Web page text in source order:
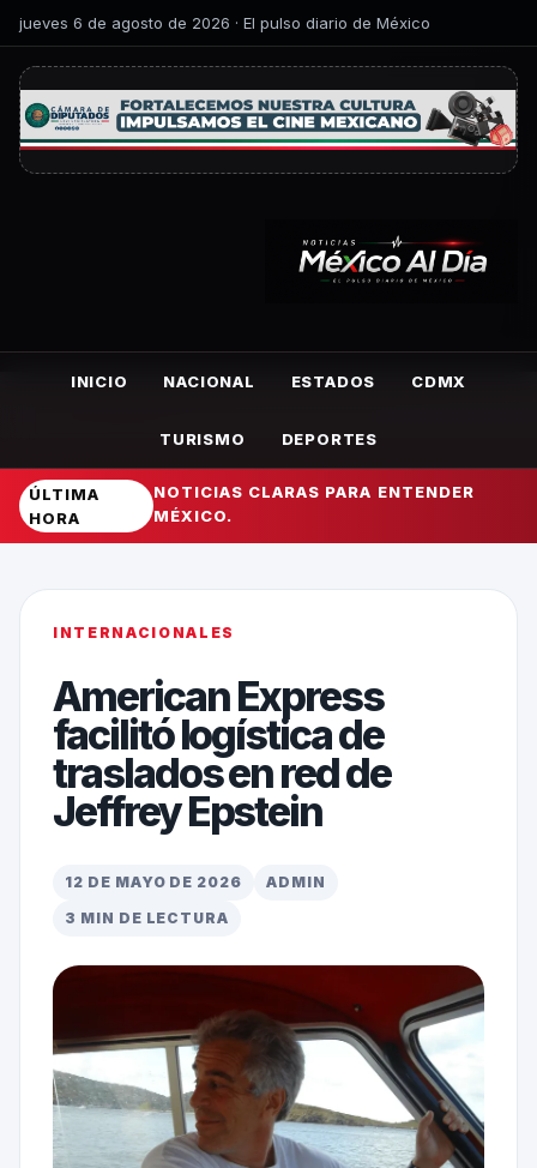
jueves 6 de agosto de 2026 · El pulso diario de México
INICIO NACIONAL ESTADOS CDMX
TURISMO DEPORTES
ÚLTIMA
HORA
NOTICIAS CLARAS PARA ENTENDER
MÉXICO.
INTERNACIONALES
American Express
facilitó logística de
traslados en red de
Jeffrey Epstein
12 DE MAYO DE 2026
ADMIN
3 MIN DE LECTURA